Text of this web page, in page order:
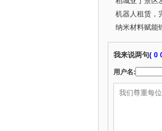
机器人租赁，
纳米材料赋能
我来说两句( 0
用户名: